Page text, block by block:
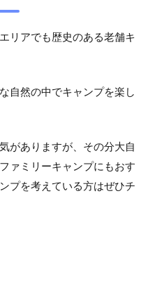
リアでも歴史のある老舗キ
自然の中でキャンプを楽し
がありますが、その分大自
ァミリーキャンプにもおす
プを考えている方はぜひチ